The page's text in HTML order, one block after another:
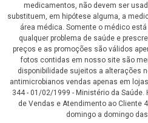
medicamentos, não devem ser
substituem, em hipótese alguma, a
área médica. Somente o médico
qualquer problema de saúde e
preços e as promoções são válidos
fotos contidas em nosso site são
disponibilidade sujeitos a alterações
antimicrobianos vendas apenas em
344 - 01/02/1999 - Ministério da Saúde.
de Vendas e Atendimento ao Cliente
domingo a domingo